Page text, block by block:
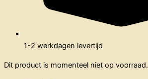
1-2 werkdagen levertijd
Dit product is momenteel niet op voorraad.